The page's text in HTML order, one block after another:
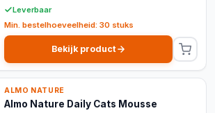
Leverbaar
Min. bestelhoeveelheid: 30 stuks
Bekijk product
ALMO NATURE
Almo Nature Daily Cats Mousse